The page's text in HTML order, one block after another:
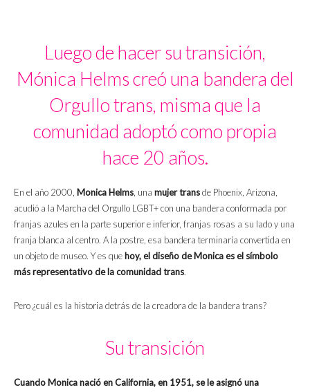
Luego de hacer su transición,
Mónica Helms creó una bandera del
Orgullo trans, misma que la
comunidad adoptó como propia
hace 20 años.
En el año 2000, Monica Helms , una mujer transde Phoenix, Arizona,
acudió a la Marcha del Orgullo LGBT+ con una bandera conformada por
franjas azules en la parte superior e inferior, franjas rosas a su lado y una
franja blanca al centro. A la postre, esa bandera terminaría convertida en
un objeto de museo. Y es que hoy, el diseño de Monica es el símbolo
más representativo de la comunidad trans.
Pero ¿cuál es la historia detrás de la creadora de la bandera trans?
Su transición
Cuando Monica nació en California, en 1951, se le asignó una